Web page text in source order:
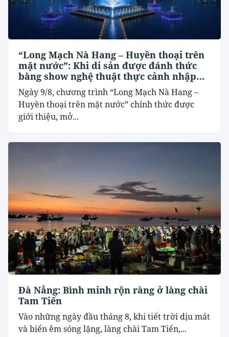
“Long Mạch Nà Hang – Huyền thoại trên
mặt nước”: Khi di sản được đánh thức
bằng show nghệ thuật thực cảnh nhập
vai
Ngày 9/8, chương trình “Long Mạch Nà Hang –
Huyền thoại trên mặt nước” chính thức được
giới thiệu, mở...
Đà Nẵng: Bình minh rộn ràng ở làng chài
Tam Tiến
Vào những ngày đầu tháng 8, khi tiết trời dịu mát
và biển êm sóng lặng, làng chài Tam Tiến,...